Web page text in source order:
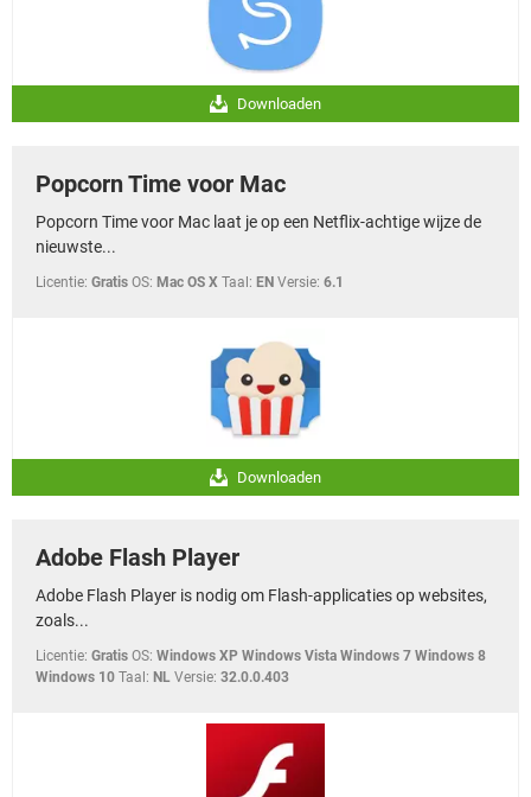
Downloaden
Popcorn Time voor Mac
Popcorn Time voor Mac laat je op een Netflix-achtige wijze de
nieuwste...
Licentie: Gratis OS: Mac OS X Taal: EN Versie: 6.1
Downloaden
Adobe Flash Player
Adobe Flash Player is nodig om Flash-applicaties op websites,
zoals...
Licentie: Gratis OS: Windows XP Windows Vista Windows 7 Windows 8
Windows 10 Taal: NL Versie: 32.0.0.403